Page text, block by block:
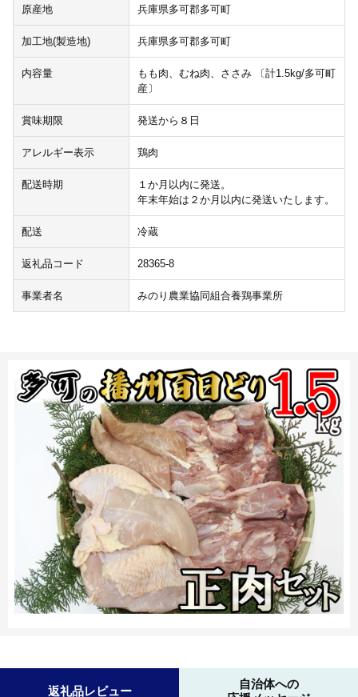
原産地 兵庫県多可郡多可町
加工地(製造地) 兵庫県多可郡多可町
内容量
もも肉、むね肉、ささみ 〔計1.5kg/多可町
産〕
賞味期限 発送から８日
アレルギー表示 鶏肉
配送時期
１か月以内に発送。
年末年始は２か月以内に発送いたします。
配送 冷蔵
返礼品コード 28365-8
事業者名 みのり農業協同組合養鶏事業所
返礼品レビュー
自治体への